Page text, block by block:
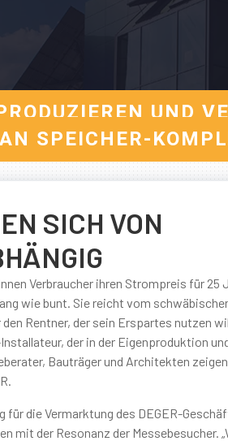
UND
SPEICHER-
SICH VON
Verbraucher ihren Strompreis für 25
wie bunt. Sie reicht vom
Rentner, der sein Erspartes nutzen
der in der Eigenproduktion
Bauträger und Architekten
die Vermarktung des DEGER-
mit der Resonanz der Messebesucher.